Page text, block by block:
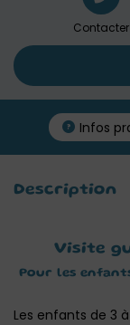
Contacter
Infos
Description
Visite
Pour les
Les enfants de 3